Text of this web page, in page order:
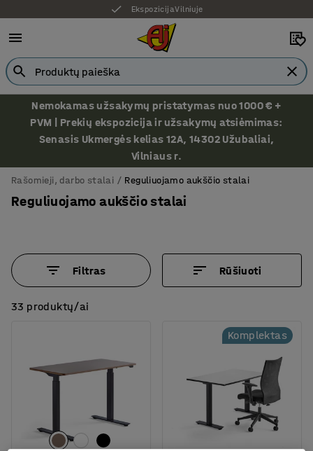
Ekspozicija Vilniuje
Nemokamas užsakymų pristatymas nuo 1000 € +
PVM | Prekių ekspozicija ir užsakymų atsiėmimas:
Senasis Ukmergės kelias 12A, 14302 Užubaliai,
Vilniaus r.
Rašomieji, darbo stalai Reguliuojamo aukščio stalai
Reguliuojamo aukščio stalai
Filtras Rūšiuoti
33 produktų/ai
Komplektas